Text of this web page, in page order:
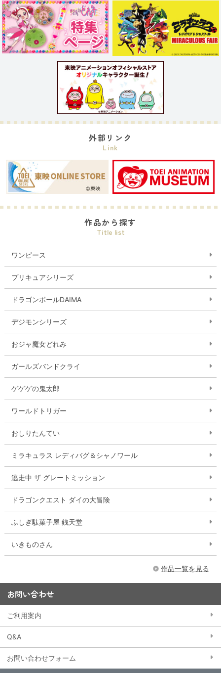
外部リンク
Link
作品から探す
Title list
ワンピース
プリキュアシリーズ
ドラゴンボールDAIMA
デジモンシリーズ
おジャ魔女どれみ
ガールズバンドクライ
ゲゲゲの鬼太郎
ワールドトリガー
おしりたんてい
ミラキュラス レディバグ＆シャノワール
逃走中 ザ グレートミッション
ドラゴンクエスト ダイの大冒険
ふしぎ駄菓子屋 銭天堂
いきものさん
作品一覧を見る
お問い合わせ
ご利用案内
Q&A
お問い合わせフォーム